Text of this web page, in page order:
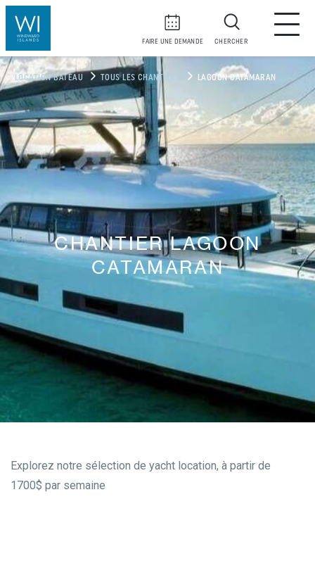
FAIRE UNE DEMANDE CHERCHER
LOCATION BATEAU TOUS LES CHANTIERS LAGOON CATAMARAN
CHANTIER LAGOON
CATAMARAN
Explorez notre sélection de yacht location, à partir de
1700$ par semaine